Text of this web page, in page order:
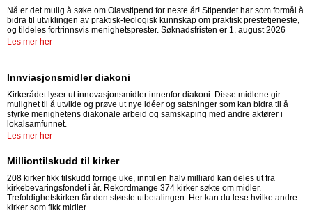
Nå er det mulig å søke om Olavstipend for neste år! Stipendet har som formål å
bidra til utviklingen av praktisk-teologisk kunnskap om praktisk prestetjeneste,
og tildeles fortrinnsvis menighetsprester. Søknadsfristen er 1. august 2026
Les mer her
Innviasjonsmidler diakoni
Kirkerådet lyser ut innovasjonsmidler innenfor diakoni. Disse midlene gir
mulighet til å utvikle og prøve ut nye idéer og satsninger som kan bidra til å
styrke menighetens diakonale arbeid og samskaping med andre aktører i
lokalsamfunnet.
Les mer her
Milliontilskudd til kirker
208 kirker fikk tilskudd forrige uke, inntil en halv milliard kan deles ut fra
kirkebevaringsfondet i år. Rekordmange 374 kirker søkte om midler.
Trefoldighetskirken får den største utbetalingen. Her kan du lese hvilke andre
kirker som fikk midler.